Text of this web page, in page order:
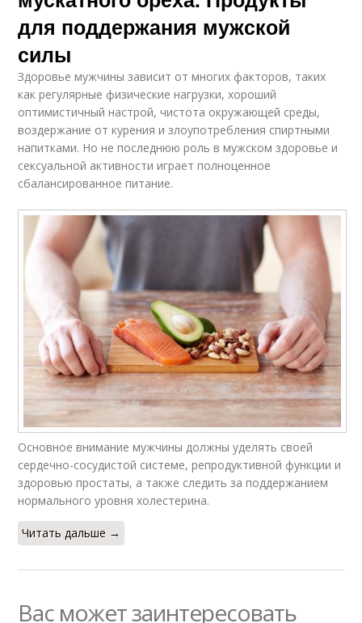
для поддержания мужской
силы
Здоровье мужчины зависит от многих факторов, таких
как регулярные физические нагрузки, хороший
оптимистичный настрой, чистота окружающей среды,
воздержание от курения и злоупотребления спиртными
напитками. Но не последнюю роль в мужском здоровье и
сексуальной активности играет полноценное
сбалансированное питание.
Основное внимание мужчины должны уделять своей
сердечно-сосудистой системе, репродуктивной функции и
здоровью простаты, а также следить за поддержанием
нормального уровня холестерина.
Читать дальше →
Вас может заинтересовать